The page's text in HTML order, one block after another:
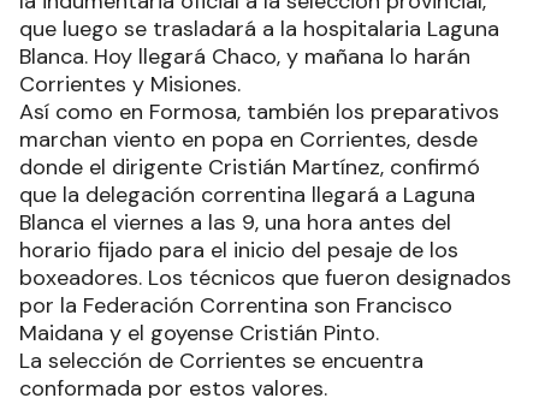
que luego se trasladará a la hospitalaria Laguna
Blanca. Hoy llegará Chaco, y mañana lo harán
Corrientes y Misiones.
Así como en Formosa, también los preparativos
marchan viento en popa en Corrientes, desde
donde el dirigente Cristián Martínez, confirmó
que la delegación correntina llegará a Laguna
Blanca el viernes a las 9, una hora antes del
horario fijado para el inicio del pesaje de los
boxeadores. Los técnicos que fueron designados
por la Federación Correntina son Francisco
Maidana y el goyense Cristián Pinto.
La selección de Corrientes se encuentra
conformada por estos valores.